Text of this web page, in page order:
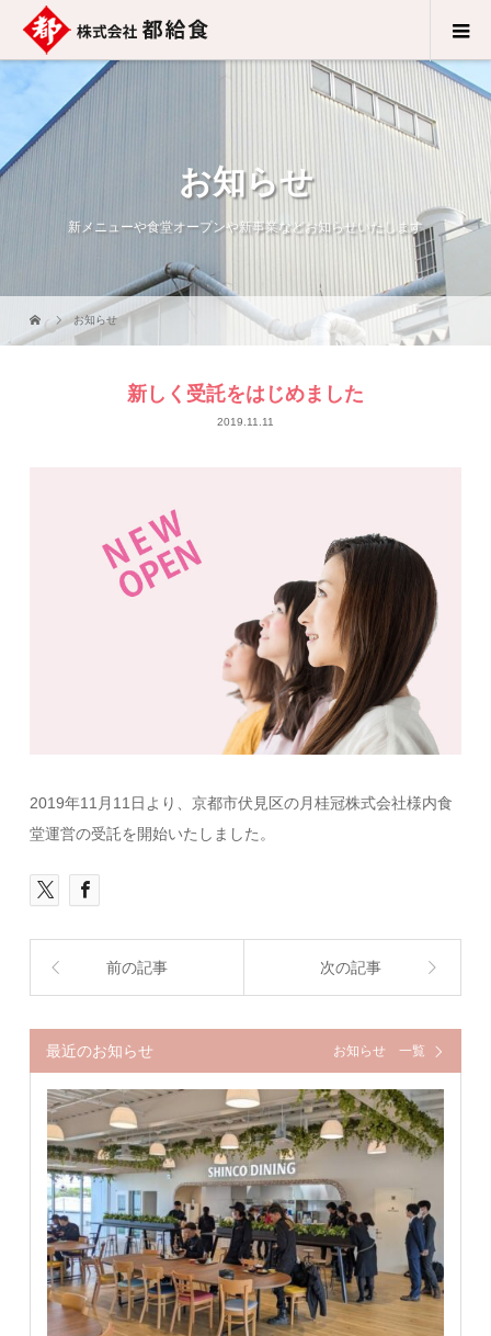
お知らせ
新メニューや食堂オープンや新事業などお知らせいたします
お知らせ
新しく受託をはじめました
2019.11.11
2019年11月11日より、京都市伏見区の月桂冠株式会社様内食
堂運営の受託を開始いたしました。
前の記事 次の記事
最近のお知らせ お知らせ 一覧